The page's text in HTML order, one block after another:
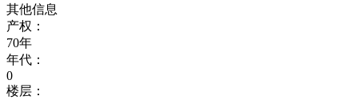
其他信息
产权：
70年
年代：
0
楼层：